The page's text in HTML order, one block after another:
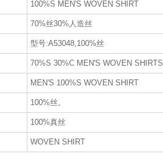
100%S MEN'S WOVEN SHIRT
70%丝30%人造丝
型号:A53048,100%丝
70%S 30%C MEN'S WOVEN SHIRTS
MEN'S 100%S WOVEN SHIRT
100%丝。
100%真丝
WOVEN SHIRT